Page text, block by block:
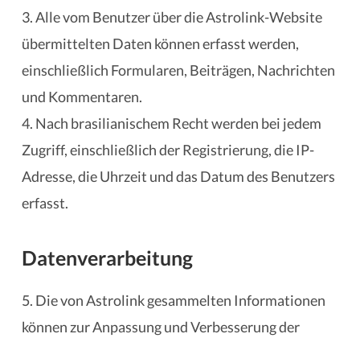
3. Alle vom Benutzer über die Astrolink-Website
übermittelten Daten können erfasst werden,
einschließlich Formularen, Beiträgen, Nachrichten
und Kommentaren.
4. Nach brasilianischem Recht werden bei jedem
Zugriff, einschließlich der Registrierung, die IP-
Adresse, die Uhrzeit und das Datum des Benutzers
erfasst.
Datenverarbeitung
5. Die von Astrolink gesammelten Informationen
können zur Anpassung und Verbesserung der